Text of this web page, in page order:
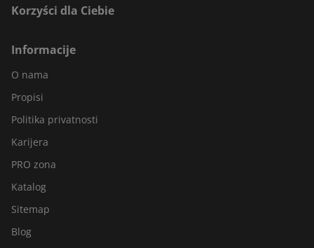
Korzyści dla Ciebie
Informacije
O nama
Propisi
Politika privatnosti
Karijera
PRO zona
Katalog
Sitemap
Blog